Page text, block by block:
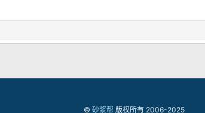
© 砂浆帮 版权所有 2006-2025